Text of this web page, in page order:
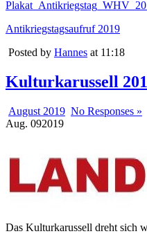
Antikriegstagsaufruf 2019
Posted by Hannes at 11:18
Kulturkarussell
August 2019 No Responses »
Aug. 092019
Das Kulturkarussell dreht sich